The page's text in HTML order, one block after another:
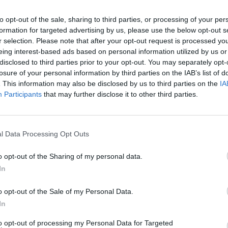
opt-out of the sale, sharing to third parties, or processing of your
for targeted advertising by us, please use the below opt-out
selection. Please note that after your opt-out request is processed
interest-based ads based on personal information utilized by us
to third parties prior to your opt-out. You may separately
of your personal information by third parties on the IAB’s list of
This information may also be disclosed by us to third parties on the
Participants that may further disclose it to other third parties.
Data Processing Opt Outs
opt-out of the Sharing of my personal data.
opt-out of the Sale of my Personal Data.
opt-out of processing my Personal Data for Targeted
le pagine anche una fotografia sul
mondo delle badanti e dei lavoratori
anche da un'espansione